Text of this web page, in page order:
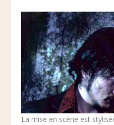
La mise en scène est